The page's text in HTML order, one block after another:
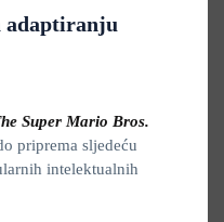
adaptiranju
Super Mario Bros.
priprema sljedeću
intelektualnih